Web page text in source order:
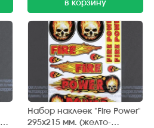
в корзину
Набор наклеек "Fire Power"
295х215 мм. (желто-